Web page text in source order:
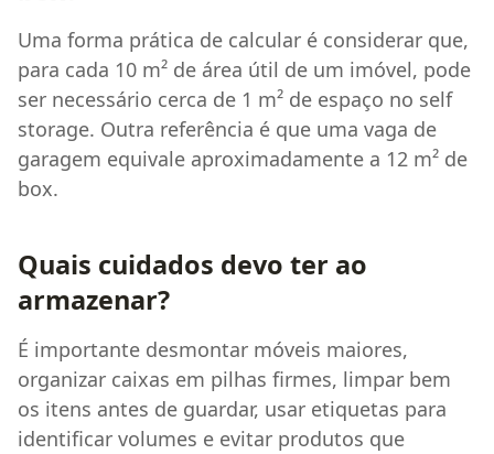
Uma forma prática de calcular é considerar que,
para cada 10 m² de área útil de um imóvel, pode
ser necessário cerca de 1 m² de espaço no self
storage. Outra referência é que uma vaga de
garagem equivale aproximadamente a 12 m² de
box.
Quais cuidados devo ter ao
armazenar?
É importante desmontar móveis maiores,
organizar caixas em pilhas firmes, limpar bem
os itens antes de guardar, usar etiquetas para
identificar volumes e evitar produtos que